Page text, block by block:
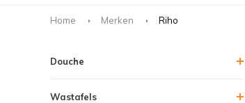
Home Merken Riho
Douche
Wastafels